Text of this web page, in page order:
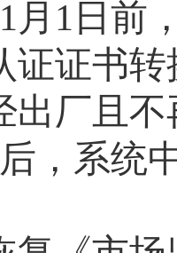
月 1 日前
证证书
出厂且
后 ，系统